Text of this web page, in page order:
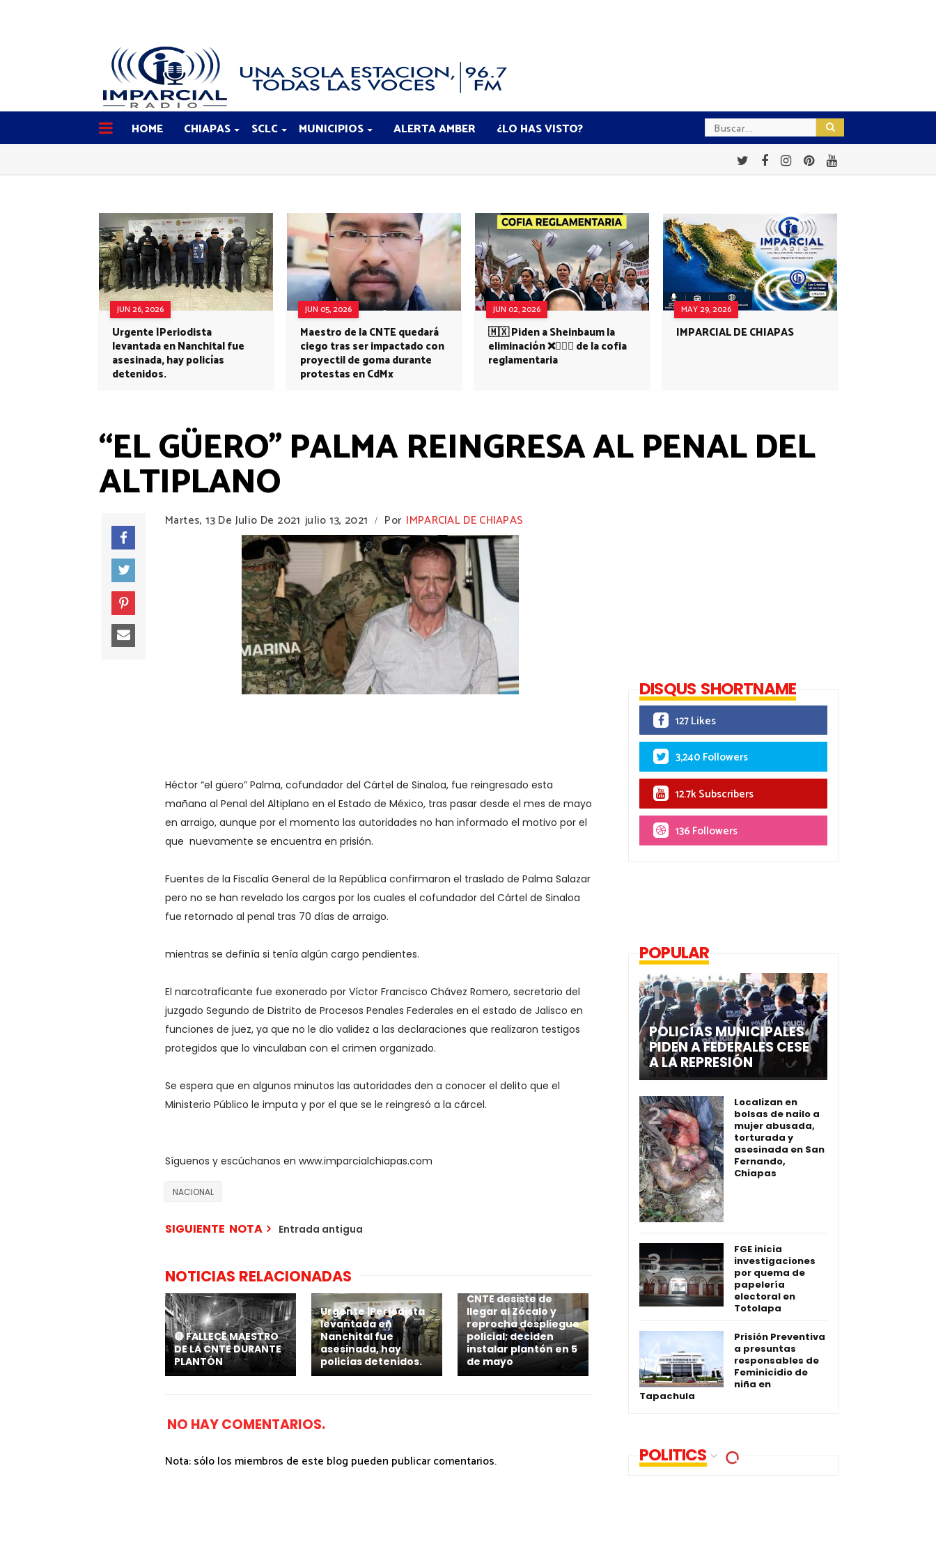
HOME CHIAPAS SCLC MUNICIPIOS ALERTA AMBER ¿LO HAS VISTO?
JUN 26, 2026
Urgente |Periodista
levantada en Nanchital fue
asesinada, hay policías
detenidos.
JUN 05, 2026
Maestro de la CNTE quedará
ciego tras ser impactado con
proyectil de goma durante
protestas en CdMx
JUN 02, 2026
🇲🇽 Piden a Sheinbaum la
eliminación ❌👩🏻‍⚕️ de la cofia
reglamentaria
MAY 29, 2026
IMPARCIAL DE CHIAPAS
“EL GÜERO” PALMA REINGRESA AL PENAL DEL
ALTIPLANO
Martes, 13 De Julio De 2021 julio 13, 2021 / Por IMPARCIAL DE CHIAPAS
Héctor “el güero” Palma, cofundador del Cártel de Sinaloa, fue reingresado esta
mañana al Penal del Altiplano en el Estado de México, tras pasar desde el mes de mayo
en arraigo, aunque por el momento las autoridades no han informado el motivo por el
que nuevamente se encuentra en prisión.
Fuentes de la Fiscalía General de la República confirmaron el traslado de Palma Salazar
pero no se han revelado los cargos por los cuales el cofundador del Cártel de Sinaloa
fue retornado al penal tras 70 días de arraigo.
mientras se definía si tenía algún cargo pendientes.
El narcotraficante fue exonerado por Víctor Francisco Chávez Romero, secretario del
juzgado Segundo de Distrito de Procesos Penales Federales en el estado de Jalisco en
funciones de juez, ya que no le dio validez a las declaraciones que realizaron testigos
protegidos que lo vinculaban con el crimen organizado.
Se espera que en algunos minutos las autoridades den a conocer el delito que el
Ministerio Público le imputa y por el que se le reingresó a la cárcel.
Síguenos y escúchanos en www.imparcialchiapas.com
NACIONAL
SIGUIENTE NOTA Entrada antigua
NOTICIAS RELACIONADAS
🔴 FALLECE MAESTRO
DE LA CNTE DURANTE
PLANTÓN
Urgente |Periodista
levantada en
Nanchital fue
asesinada, hay
policías detenidos.
CNTE desiste de
llegar al Zócalo y
reprocha despliegue
policial; deciden
instalar plantón en 5
de mayo
NO HAY COMENTARIOS.
Nota: sólo los miembros de este blog pueden publicar comentarios.
DISQUS SHORTNAME
127 Likes
3,240 Followers
12.7k Subscribers
136 Followers
POPULAR
POLICÍAS MUNICIPALES
PIDEN A FEDERALES CESE
A LA REPRESIÓN
Localizan en
bolsas de nailo a
mujer abusada,
torturada y
asesinada en San
Fernando,
Chiapas
FGE inicia
investigaciones
por quema de
papelería
electoral en
Totolapa
Prisión Preventiva
a presuntas
responsables de
Feminicidio de
niña en
Tapachula
POLITICS